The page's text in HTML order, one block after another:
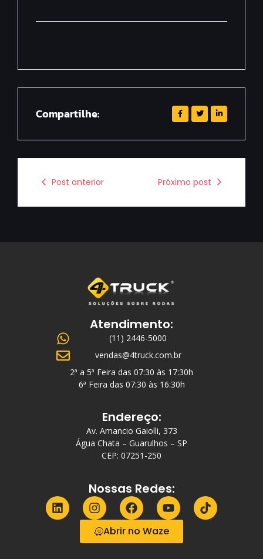
Compartilhe:
Post anterior Próximo post
Atendimento:
(11) 2446-5000
vendas@4truck.com.br
2ª a 5ª Feira das 07:30 às 17:30h
6ª Feira das 07:30 às 16:30h
Endereço:
Av. Amancio Gaiolli, 373
Água Chata – Guarulhos – SP
CEP: 07251-250
Nossas Redes:
Abrir no Waze